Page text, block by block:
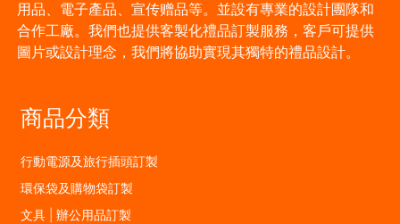
用品、電子產品、宣传赠品等。並設有專業的設計團隊和
合作工廠。我們也提供客製化禮品訂製服務，客戶可提供
圖片或設計理念，我們將協助實現其獨特的禮品設計。
商品分類
行動電源及旅行插頭訂製
環保袋及購物袋訂製
文具 | 辦公用品訂製